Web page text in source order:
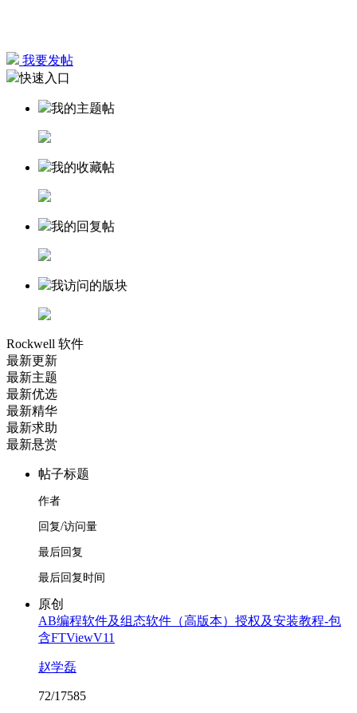
我要发帖
快速入口
我的主题帖
我的收藏帖
我的回复帖
我访问的版块
Rockwell 软件
最新更新
最新主题
最新优选
最新精华
最新求助
最新悬赏
帖子标题
作者
回复/访问量
最后回复
最后回复时间
原创
AB编程软件及组态软件（高版本）授权及安装教程-包
含FTViewV11
赵学磊
72/17585